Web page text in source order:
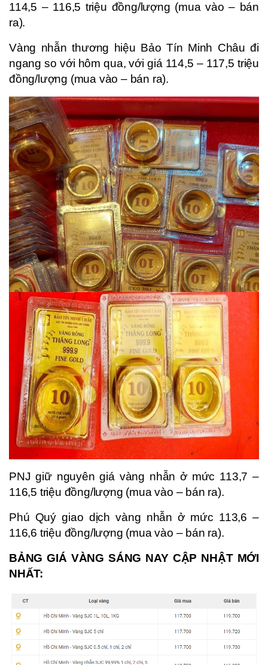
114,5 – 116,5 triệu đồng/lượng (mua vào – bán
ra).
Vàng nhẫn thương hiệu Bảo Tín Minh Châu đi
ngang so với hôm qua, với giá 114,5 – 117,5 triệu
đồng/lượng (mua vào – bán ra).
PNJ giữ nguyên giá vàng nhẫn ở mức 113,7 –
116,5 triệu đồng/lượng (mua vào – bán ra).
Phú Quý giao dịch vàng nhẫn ở mức 113,6 –
116,6 triệu đồng/lượng (mua vào – bán ra).
BẢNG GIÁ VÀNG SÁNG NAY CẬP NHẬT MỚI
NHẤT: